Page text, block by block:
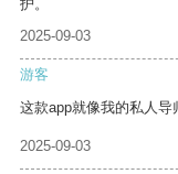
护。
2025-09-03
游客
这款app就像我的私人导
2025-09-03